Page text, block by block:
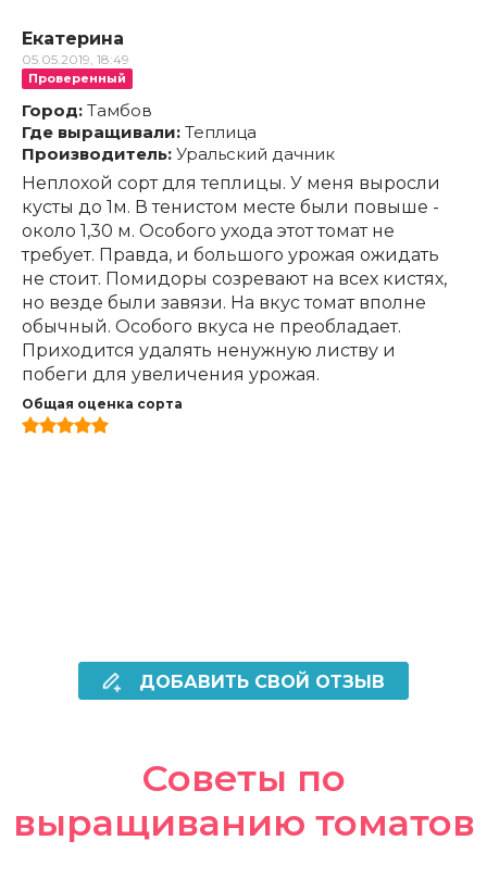
Екатерина
05.05.2019, 18:49
Проверенный
Город: Тамбов
Где выращивали: Теплица
Производитель: Уральский дачник
Неплохой сорт для теплицы. У меня выросли
кусты до 1м. В тенистом месте были повыше -
около 1,30 м. Особого ухода этот томат не
требует. Правда, и большого урожая ожидать
не стоит. Помидоры созревают на всех кистях,
но везде были завязи. На вкус томат вполне
обычный. Особого вкуса не преобладает.
Приходится удалять ненужную листву и
побеги для увеличения урожая.
Общая оценка сорта
ДОБАВИТЬ СВОЙ ОТЗЫВ
Советы по
выращиванию томатов